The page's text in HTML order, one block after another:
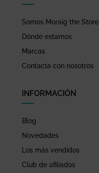
Somos Moraig the Store
Dónde estamos
Marcas
Contacta con nosotros
INFORMACIÓN
Blog
Novedades
Los más vendidos
Club de afiliados